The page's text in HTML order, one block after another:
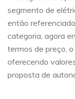
segmento de
então
categoria, agora
termos de preço,
oferecendo
proposta de